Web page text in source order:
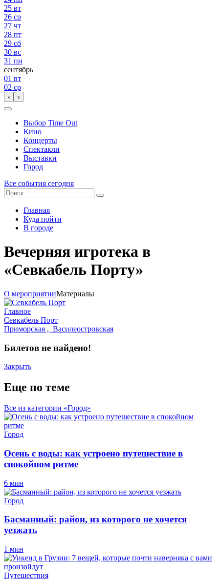
25 вт
26 ср
27 чт
28 пт
29 сб
30 вс
31 пн
сентябрь
01 вт
02 ср
‹ ›
Выбор Time Out
Кино
Концерты
Спектакли
Выставки
Город
Все события сегодня
Главная
Куда пойти
В городе
Вечерняя игротека в
«Севкабель Порту»
О мероприятииМатериалы
Главное
Севкабель Порт
Приморская , Василеостровская
Билетов не найдено!
Закрыть
Еще по теме
Все из категории «Город»
Город
Осень с воды: как устроено путешествие в
спокойном ритме
6 мин
Город
Басманный: район, из которого не хочется
уезжать
1 мин
Путешествия